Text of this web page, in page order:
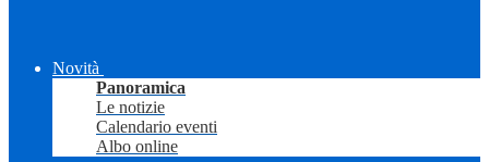
Novità
Panoramica
Le notizie
Calendario eventi
Albo online